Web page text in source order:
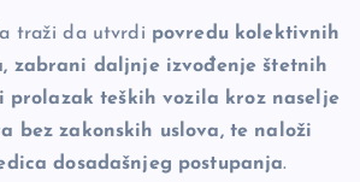
traži da utvrdi povredu kolektivnih
zabrani daljnje izvođenje štetnih
prolazak teških vozila kroz naselje
bez zakonskih uslova, te naloži
dosadašnjeg postupanja.